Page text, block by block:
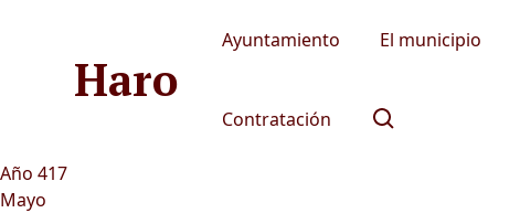
Haro
Ayuntamiento El municipio
Contratación
Año 417
Mayo